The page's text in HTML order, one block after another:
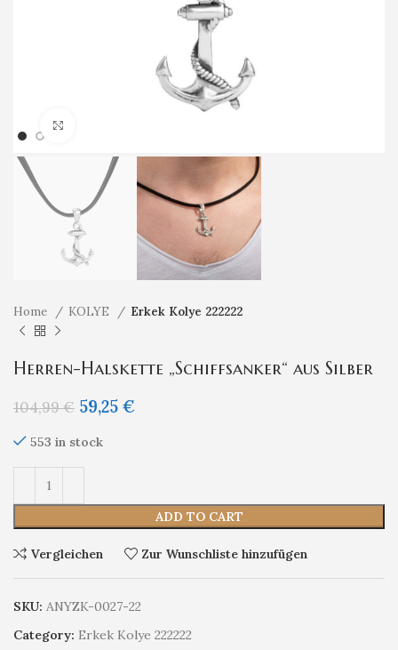
Home KOLYE Erkek Kolye 222222
Herren-Halskette „Schiffsanker“ aus Silber
104,99€ 59,25 €
553 in stock
ADD TO CART
Vergleichen Zur Wunschliste hinzufügen
SKU: ANYZK-0027-22
Category: Erkek Kolye 222222